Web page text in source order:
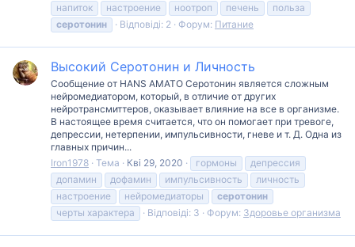
напиток
настроение ноотроп печень
польза
серотонин
Відповіді: 2 Форум: Питание
Высокий Серотонин и Личность
Сообщение от HANS AMATO Серотонин является сложным
нейромедиатором, который, в отличие от других
нейротрансмиттеров, оказывает влияние на все в организме.
В настоящее время считается, что он помогает при тревоге,
депрессии, нетерпении, импульсивности, гневе и т. Д. Одна из
главных причин...
Iron1978 Тема Кві 29, 2020 гормоны
депрессия
допамин
дофамин импульсивность
личность
настроение
нейромедиаторы
серотонин
черты характера
Відповіді: 3 Форум: Здоровье организма